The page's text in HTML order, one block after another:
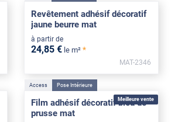
Revêtement adhésif décoratif
jaune beurre mat
à partir de
24,85 € le m² *
MAT-2346
Meilleure vente
Access Pose Intérieure
Film adhésif décoratif bleu de
prusse mat